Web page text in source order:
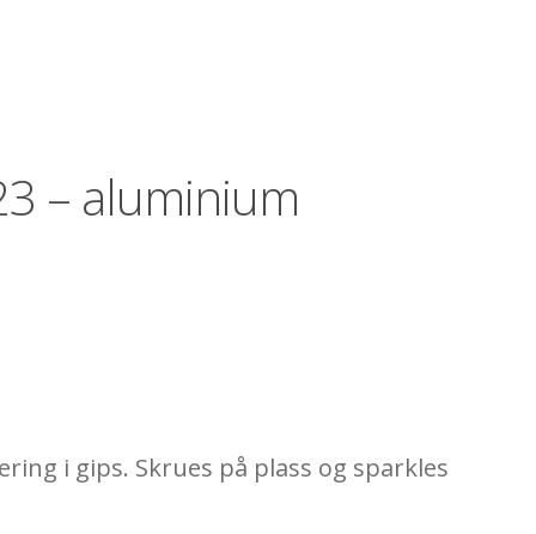
– aluminium
i gips. Skrues på plass og sparkles